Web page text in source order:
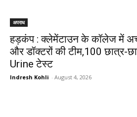
अपराध
हड़कंप : क्लेमेंटाउन के कॉलेज में
और डॉक्टरों की टीम,100 छात्र-
Urine टेस्ट
Indresh Kohli - August 4, 2026